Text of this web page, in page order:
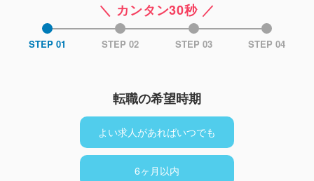
＼ カンタン30秒 ／
STEP 01 STEP 02 STEP 03 STEP 04
転職の希望時期
よい求人があればいつでも
6ヶ月以内